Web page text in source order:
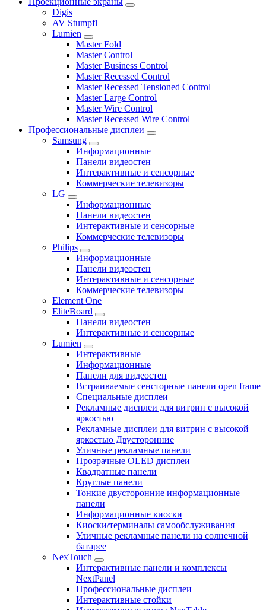
Digis
AV Stumpfl
Lumien
Master Fold
Master Control
Master Business Control
Master Recessed Control
Master Recessed Tensioned Control
Master Large Control
Master Wire Control
Master Recessed Wire Control
Профессиональные дисплеи
Samsung
Информационные
Панели видеостен
Интерактивные и сенсорные
Коммерческие телевизоры
LG
Информационные
Панели видеостен
Интерактивные и сенсорные
Коммерческие телевизоры
Philips
Информационные
Панели видеостен
Интерактивные и сенсорные
Коммерческие телевизоры
Element One
EliteBoard
Панели видеостен
Интерактивные и сенсорные
Lumien
Интерактивные
Информационные
Панели для видеостен
Встраиваемые сенсторные панели open frame
Специальные дисплеи
Рекламные дисплеи для витрин с высокой
яркостью
Рекламные дисплеи для витрин с высокой
яркостью Двусторонние
Уличные рекламные панели
Прозрачные OLED дисплеи
Квадратные панели
Круглые панели
Тонкие двусторонние информационные
панели
Информационные киоски
Киоски/терминалы самообслуживания
Уличные рекламные панели на солнечной
батарее
NexTouch
Интерактивные панели и комплексы
NextPanel
Профессиональные дисплеи
Интерактивные стойки